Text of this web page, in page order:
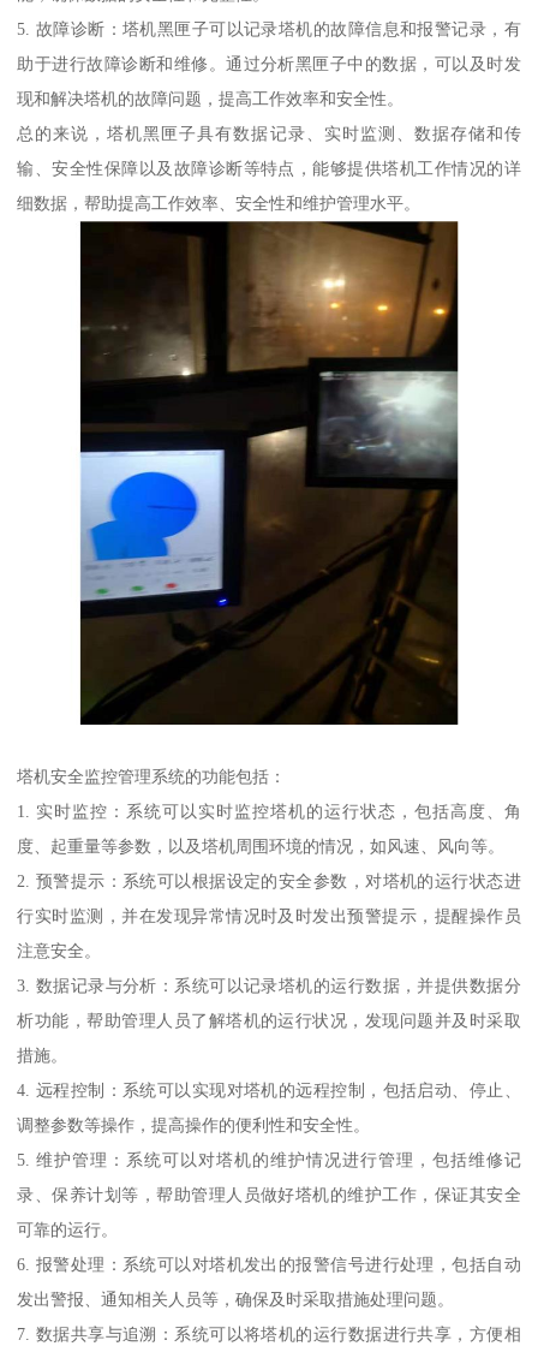
5. 故障诊断：塔机黑匣子可以记录塔机的故障信息和报警记录，有
助于进行故障诊断和维修。通过分析黑匣子中的数据，可以及时发
现和解决塔机的故障问题，提高工作效率和安全性。
总的来说，塔机黑匣子具有数据记录、实时监测、数据存储和传
输、安全性保障以及故障诊断等特点，能够提供塔机工作情况的详
细数据，帮助提高工作效率、安全性和维护管理水平。
塔机安全监控管理系统的功能包括：
1. 实时监控：系统可以实时监控塔机的运行状态，包括高度、角
度、起重量等参数，以及塔机周围环境的情况，如风速、风向等。
2. 预警提示：系统可以根据设定的安全参数，对塔机的运行状态进
行实时监测，并在发现异常情况时及时发出预警提示，提醒操作员
注意安全。
3. 数据记录与分析：系统可以记录塔机的运行数据，并提供数据分
析功能，帮助管理人员了解塔机的运行状况，发现问题并及时采取
措施。
4. 远程控制：系统可以实现对塔机的远程控制，包括启动、停止、
调整参数等操作，提高操作的便利性和安全性。
5. 维护管理：系统可以对塔机的维护情况进行管理，包括维修记
录、保养计划等，帮助管理人员做好塔机的维护工作，保证其安全
可靠的运行。
6. 报警处理：系统可以对塔机发出的报警信号进行处理，包括自动
发出警报、通知相关人员等，确保及时采取措施处理问题。
7. 数据共享与追溯：系统可以将塔机的运行数据进行共享，方便相